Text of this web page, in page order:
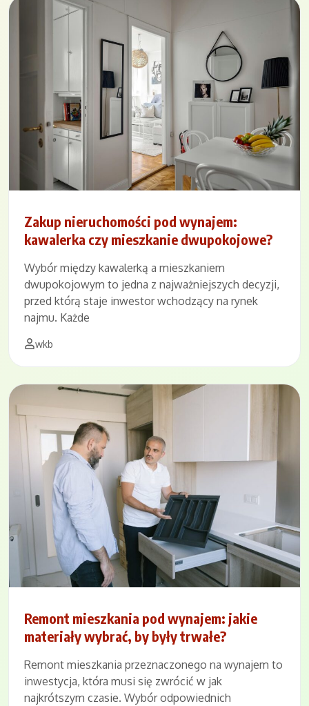
Zakup nieruchomości pod wynajem:
kawalerka czy mieszkanie dwupokojowe?
Wybór między kawalerką a mieszkaniem
dwupokojowym to jedna z najważniejszych decyzji,
przed którą staje inwestor wchodzący na rynek
najmu. Każde
wkb
Remont mieszkania pod wynajem: jakie
materiały wybrać, by były trwałe?
Remont mieszkania przeznaczonego na wynajem to
inwestycja, która musi się zwrócić w jak
najkrótszym czasie. Wybór odpowiednich